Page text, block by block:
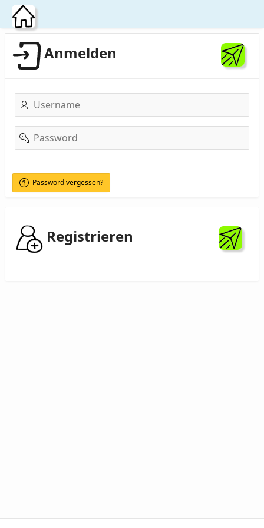
Zum Hauptinhalt wechseln
Anmelden
Username
Password
Password vergessen?
Registrieren